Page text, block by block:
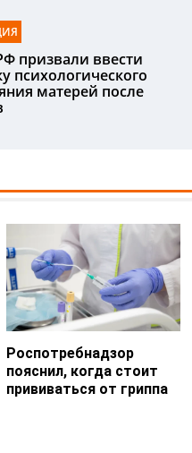
призвали ввести
психологического
матерей после
Роспотребнадзор
пояснил, когда стоит
прививаться от гриппа